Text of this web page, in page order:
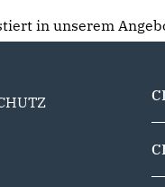
in unserem